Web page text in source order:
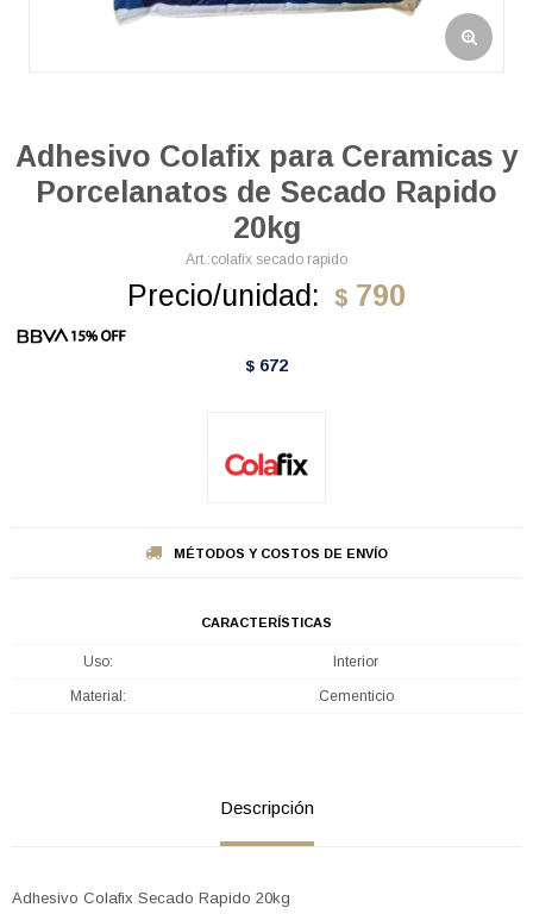
Adhesivo Colafix para Ceramicas y
Porcelanatos de Secado Rapido
20kg
colafix secado rapido
Precio/unidad: $ 790
$ 672
MÉTODOS Y COSTOS DE ENVÍO
CARACTERÍSTICAS
Uso Interior
Material Cementicio
Descripción
Adhesivo Colafix Secado Rapido 20kg